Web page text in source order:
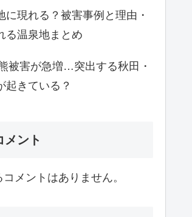
に現れる？被害事例と理由・
る温泉地まとめ
被害が急増…突出する秋田・
起きている？
メント
メントはありません。